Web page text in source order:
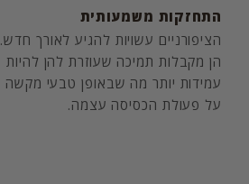
התחזקות משמעותית
הציפורניים עשויות להגיע לאורך חדש.
הן מקבלות תמיכה שעוזרת להן להיות
עמידות יותר מה שבאופן טבעי מקשה
על פעולת הכסיסה עצמה.